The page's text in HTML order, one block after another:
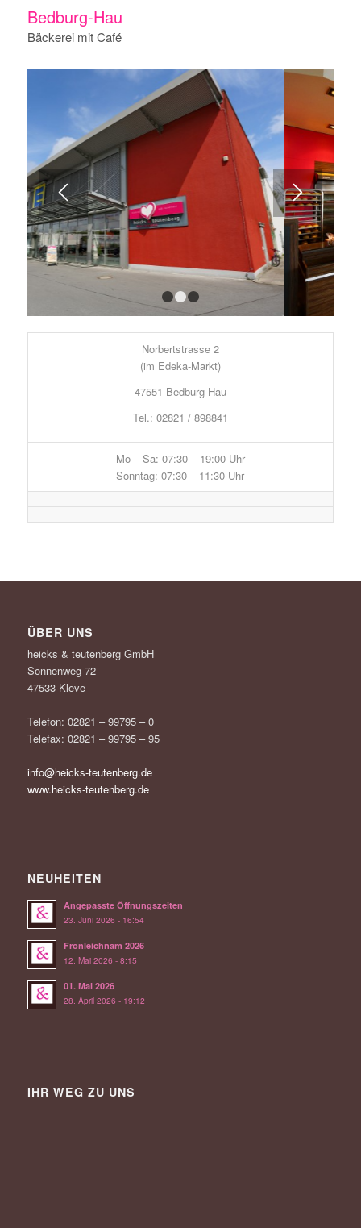
Bedburg-Hau
Bäckerei mit Café
1
Norbertstrasse 2
(im Edeka-Markt)
47551 Bedburg-Hau
Tel.: 02821 / 898841
Mo – Sa: 07:30 – 19:00 Uhr
Sonntag: 07:30 – 11:30 Uhr
ÜBER UNS
heicks & teutenberg GmbH
Sonnenweg 72
47533 Kleve
Telefon: 02821 – 99795 – 0
Telefax: 02821 – 99795 – 95
info@heicks-teutenberg.de
www.heicks-teutenberg.de
NEUHEITEN
Angepasste Öffnungszeiten
23. Juni 2026 - 16:54
Fronleichnam 2026
12. Mai 2026 - 8:15
01. Mai 2026
28. April 2026 - 19:12
IHR WEG ZU UNS